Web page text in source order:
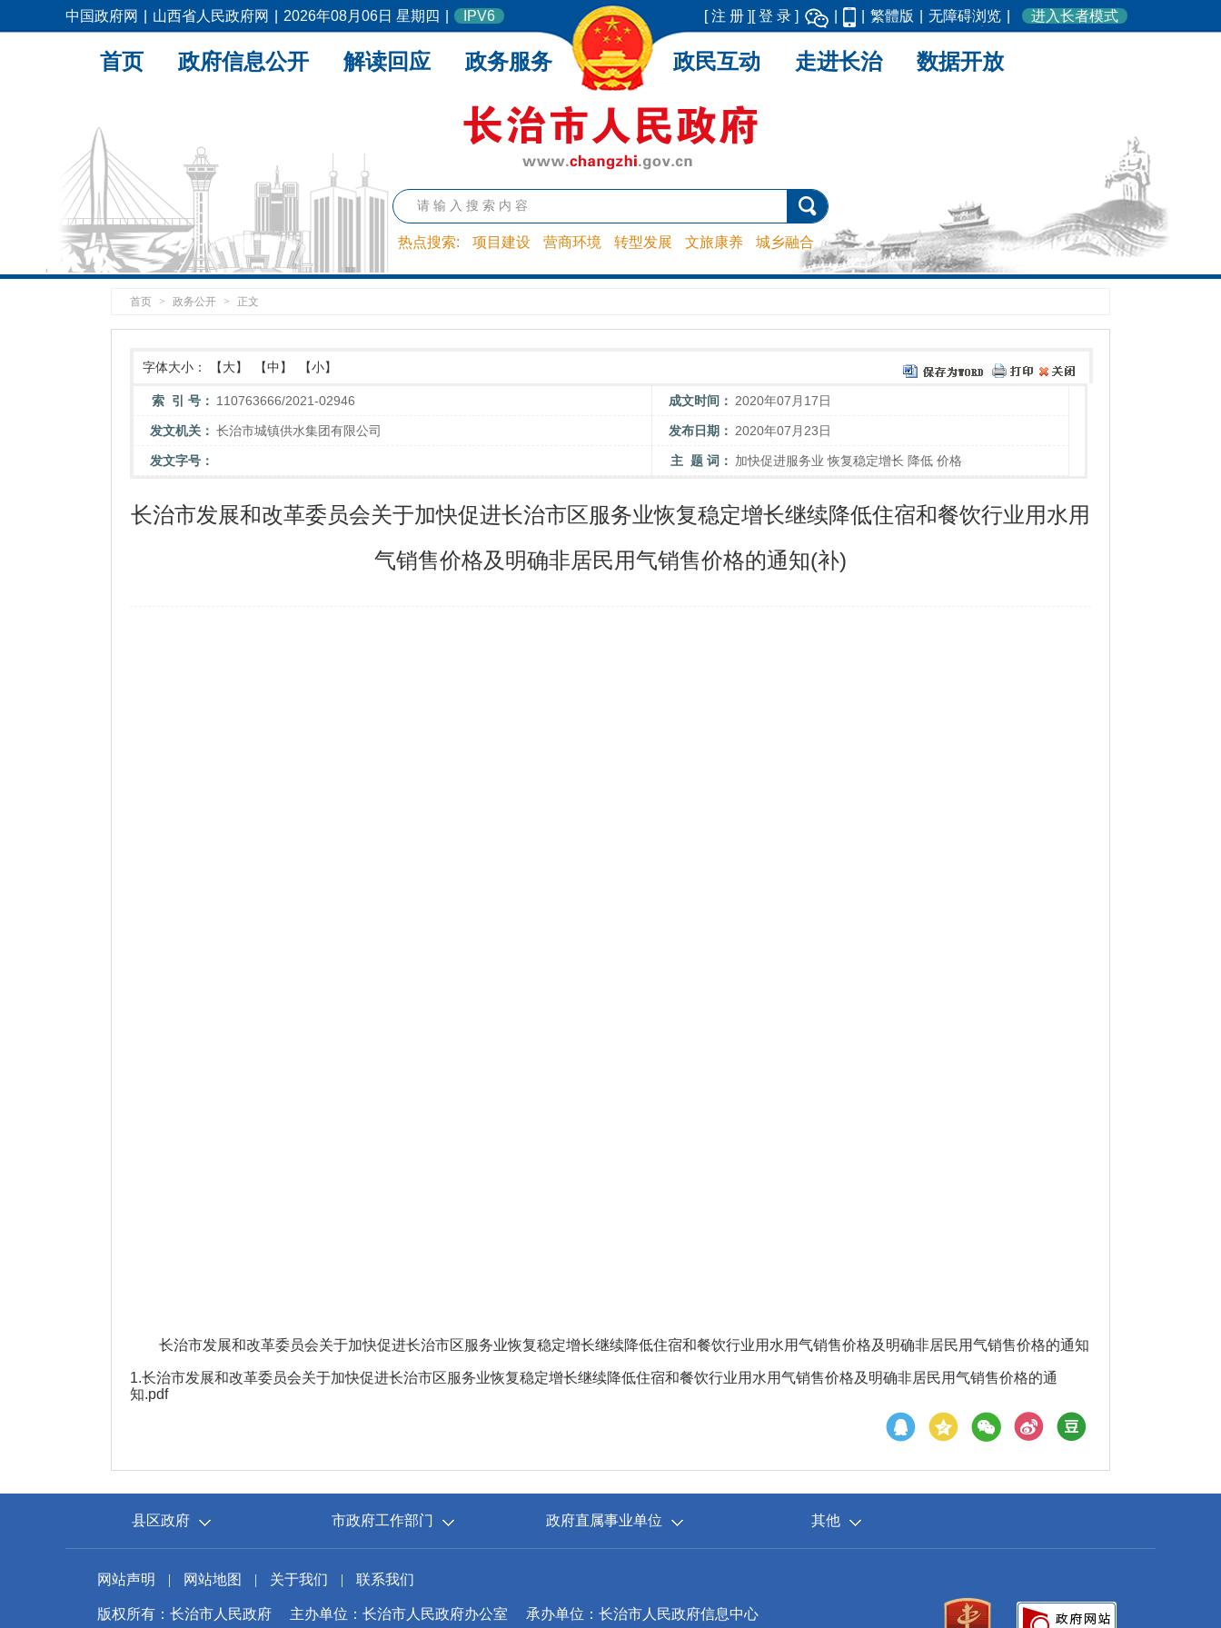
中国政府网 山西省人民政府网 2026年08月06日 星期四 IPV6 [ 登 录 ]
[ 注 册 ] 繁體版 无障碍浏览 进入长者模式
热点搜索: 项目建设 营商环境 转型发展 文旅康养 城乡融合
首页 政府信息公开 解读回应 政务服务 政民互动 走进长治 数据开放
首页 > 政务公开 > 正文
字体大小： 【大】 【中】 【小】
索 引 号： 110763666/2021-02946 成文时间： 2020年07月17日
发文机关： 长治市城镇供水集团有限公司 发布日期： 2020年07月23日
发文字号： 主 题 词： 加快促进服务业 恢复稳定增长 降低 价格
长治市发展和改革委员会关于加快促进长治市区服务业恢复稳定增长继续降低住宿和餐饮行业用水用
气销售价格及明确非居民用气销售价格的通知(补)
长治市发展和改革委员会关于加快促进长治市区服务业恢复稳定增长继续降低住宿和餐饮行业用水用气销售价格及明确非居民用气销售价格的通知
1.长治市发展和改革委员会关于加快促进长治市区服务业恢复稳定增长继续降低住宿和餐饮行业用水用气销售价格及明确非居民用气销售价格的通
知.pdf
县区政府 市政府工作部门 政府直属事业单位 其他
网站声明 | 网站地图 | 关于我们 | 联系我们
版权所有：长治市人民政府 主办单位：长治市人民政府办公室 承办单位：长治市人民政府信息中心